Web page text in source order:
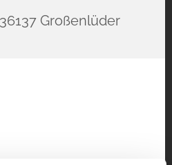
Großenlüder